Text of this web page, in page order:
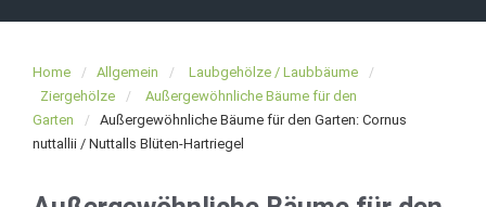
Home Allgemein
Laubgehölze / Laubbäume
Ziergehölze
Außergewöhnliche Bäume für den
Garten
Außergewöhnliche Bäume für den Garten: Cornus
nuttallii / Nuttalls Blüten-Hartriegel